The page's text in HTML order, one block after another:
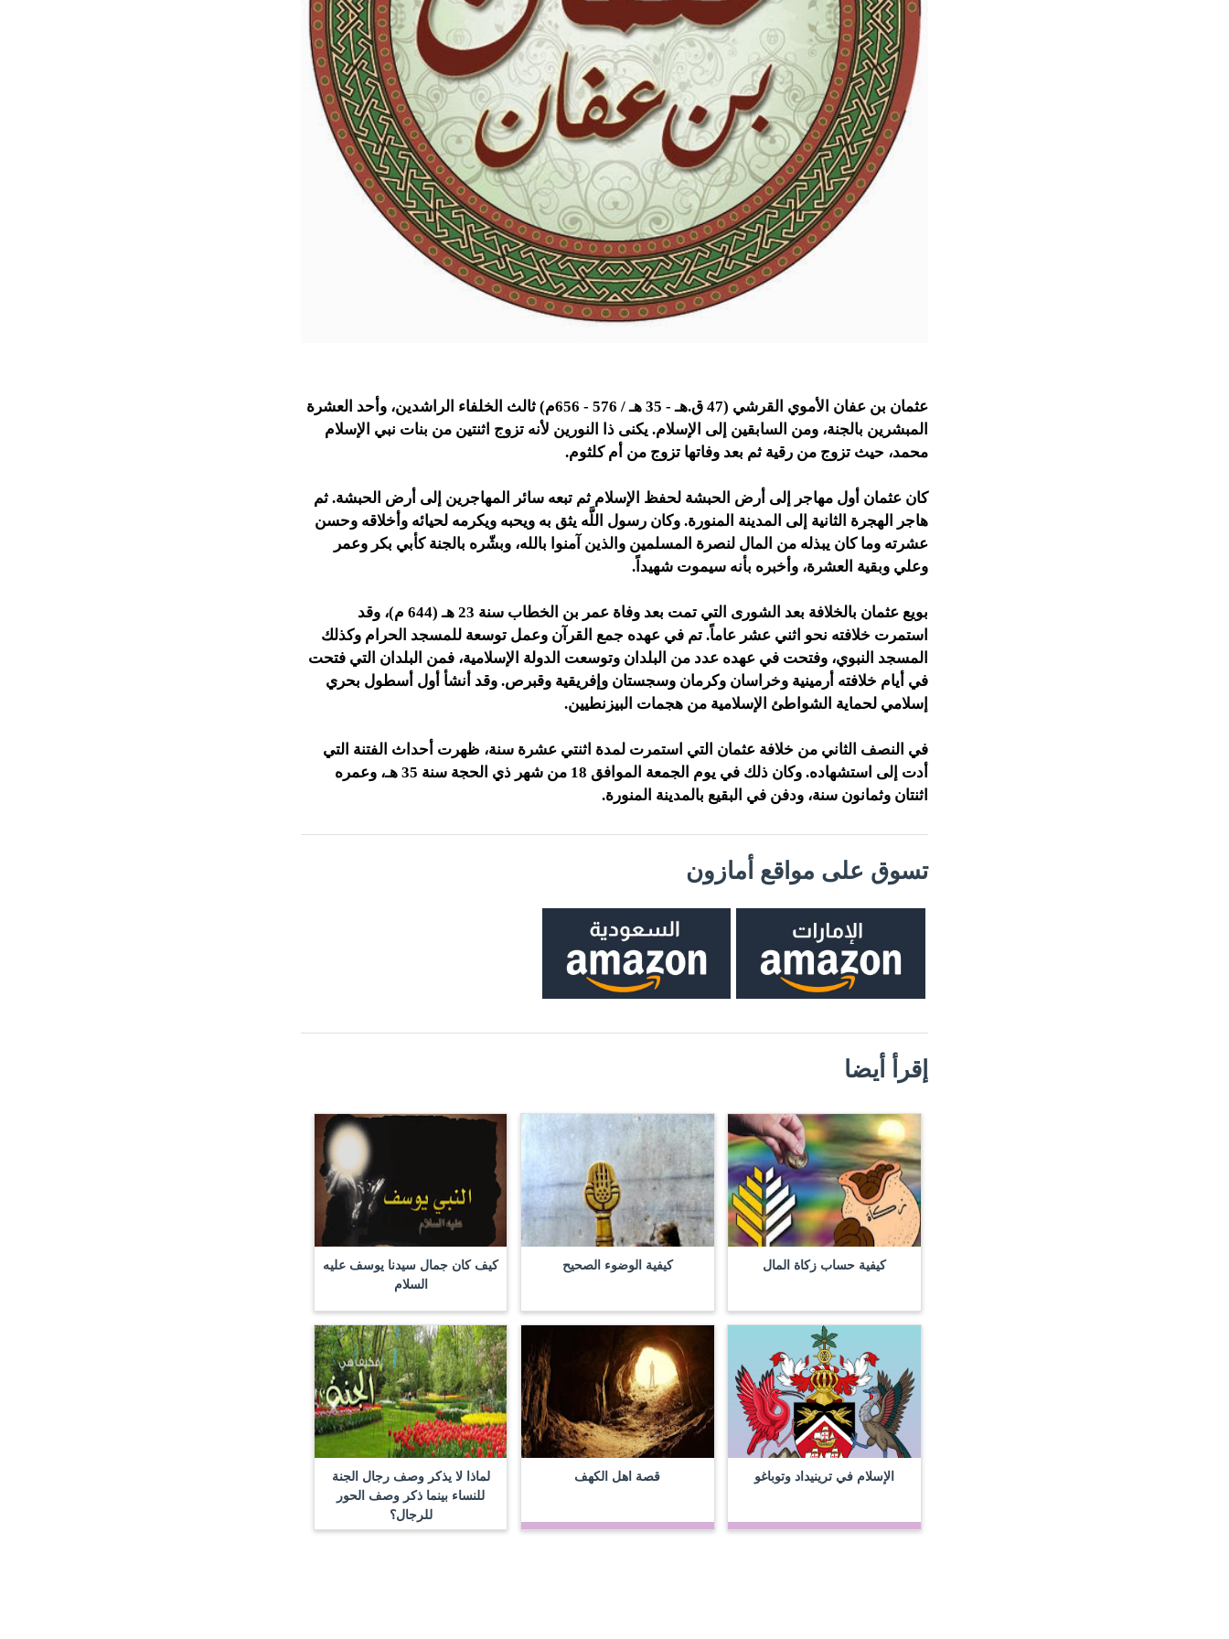
عثمان بن عفان الأموي القرشي (47 ق.هـ - 35 هـ / 576 - 656م) ثالث الخلفاء الراشدين، وأحد العشرة
المبشرين بالجنة، ومن السابقين إلى الإسلام. يكنى ذا النورين لأنه تزوج اثنتين من بنات نبي الإسلام
محمد، حيث تزوج من رقية ثم بعد وفاتها تزوج من أم كلثوم.
كان عثمان أول مهاجر إلى أرض الحبشة لحفظ الإسلام ثم تبعه سائر المهاجرين إلى أرض الحبشة. ثم
هاجر الهجرة الثانية إلى المدينة المنورة. وكان رسول اللَّه يثق به ويحبه ويكرمه لحيائه وأخلاقه وحسن
عشرته وما كان يبذله من المال لنصرة المسلمين والذين آمنوا بالله، وبشّره بالجنة كأبي بكر وعمر
وعلي وبقية العشرة، وأخبره بأنه سيموت شهيداً.
بويع عثمان بالخلافة بعد الشورى التي تمت بعد وفاة عمر بن الخطاب سنة 23 هـ (644 م)، وقد
استمرت خلافته نحو اثني عشر عاماً. تم في عهده جمع القرآن وعمل توسعة للمسجد الحرام وكذلك
المسجد النبوي، وفتحت في عهده عدد من البلدان وتوسعت الدولة الإسلامية، فمن البلدان التي فتحت
في أيام خلافته أرمينية وخراسان وكرمان وسجستان وإفريقية وقبرص. وقد أنشأ أول أسطول بحري
إسلامي لحماية الشواطئ الإسلامية من هجمات البيزنطيين.
في النصف الثاني من خلافة عثمان التي استمرت لمدة اثنتي عشرة سنة، ظهرت أحداث الفتنة التي
أدت إلى استشهاده. وكان ذلك في يوم الجمعة الموافق 18 من شهر ذي الحجة سنة 35 هـ، وعمره
اثنتان وثمانون سنة، ودفن في البقيع بالمدينة المنورة.
تسوق على مواقع أمازون
إقرأ أيضا
كيفية حساب زكاة المال كيفية الوضوء الصحيح
كيف كان جمال سيدنا يوسف عليه
السلام
الإسلام في ترينيداد وتوباغو قصة اهل الكهف
لماذا لا يذكر وصف رجال الجنة
للنساء بينما ذكر وصف الحور
للرجال؟